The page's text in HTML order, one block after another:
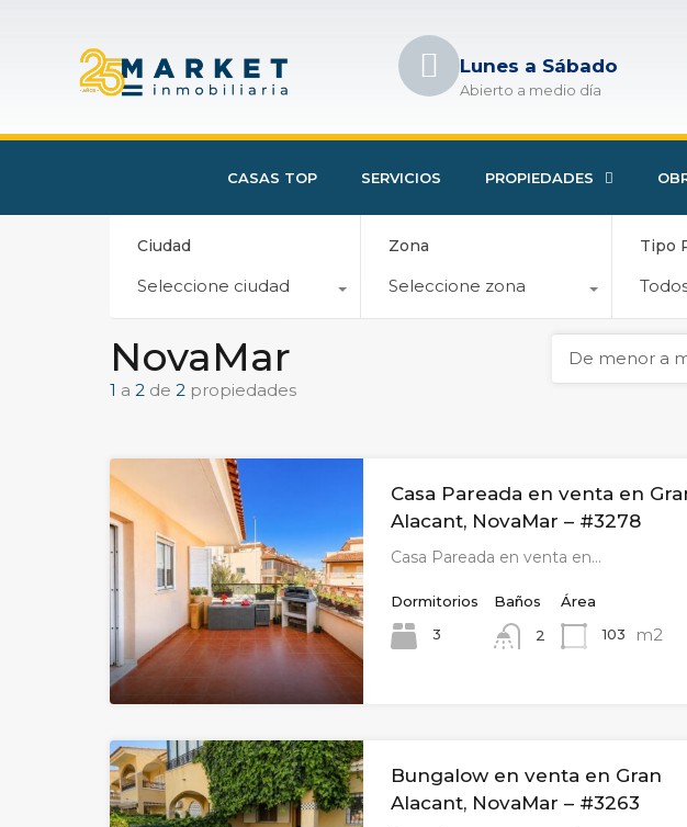
Lunes a Sábado
Abierto a medio día
CASAS TOP SERVICIOS PROPIEDADES
Ciudad
Seleccione ciudad
Zona
Seleccione zona
Tipo
NovaMar
1 a 2 de 2 propiedades
De menor a
Casa Pareada en venta en
Alacant, NovaMar – #3278
Casa Pareada en venta en…
Dormitorios
3
Baños
2
Área
103
m2
Bungalow en venta en Gran
Alacant, NovaMar – #3263